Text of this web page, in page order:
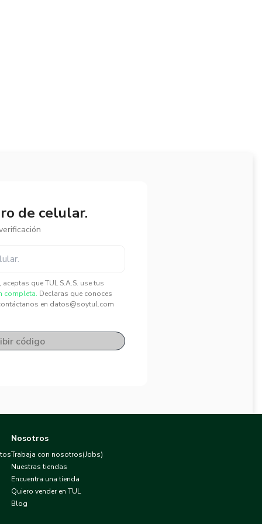
de celular.
que TUL S.A.S. use tus
completa. Declaras que conoces
en datos@soytul.com
código
Nosotros
Trabaja con nosotros(Jobs)
Nuestras tiendas
Encuentra una tienda
Quiero vender en TUL
Blog